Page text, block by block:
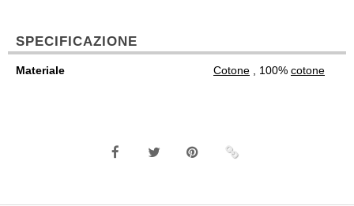
SPECIFICAZIONE
Materiale Cotone , 100% cotone